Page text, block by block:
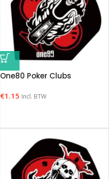
One80 Poker Clubs
€1.15 Incl. BTW